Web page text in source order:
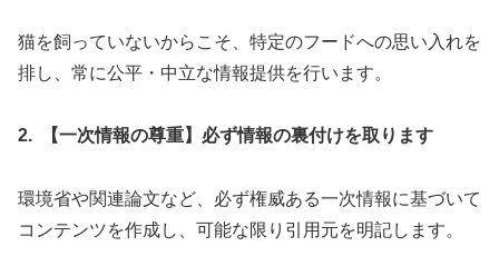
猫を飼っていないからこそ、特定のフードへの思い入れを
排し、常に公平・中立な情報提供を行います。
2. 【一次情報の尊重】必ず情報の裏付けを取ります
環境省や関連論文など、必ず権威ある一次情報に基づいて
コンテンツを作成し、可能な限り引用元を明記します。